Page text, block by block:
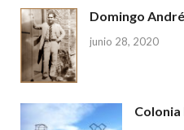
Domingo
junio 28, 2020
Colonia